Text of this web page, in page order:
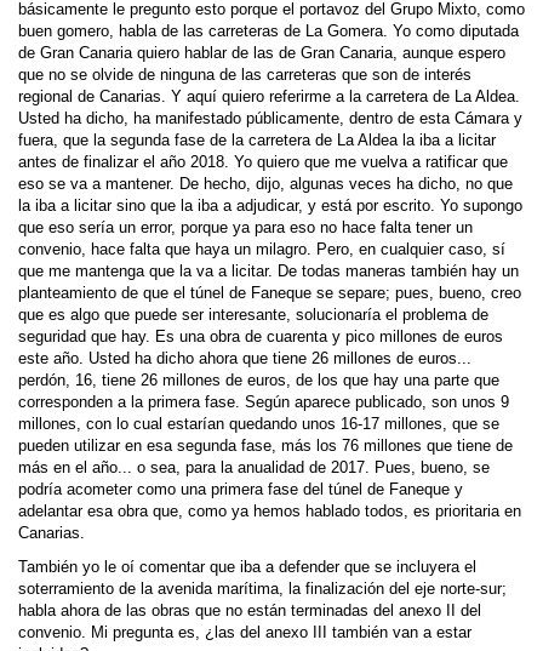
básicamente le pregunto esto porque el portavoz del Grupo Mixto, como
buen gomero, habla de las carreteras de La Gomera. Yo como diputada
de Gran Canaria quiero hablar de las de Gran Canaria, aunque espero
que no se olvide de ninguna de las carreteras que son de interés
regional de Canarias. Y aquí quiero referirme a la carretera de La Aldea.
Usted ha dicho, ha manifestado públicamente, dentro de esta Cámara y
fuera, que la segunda fase de la carretera de La Aldea la iba a licitar
antes de finalizar el año 2018. Yo quiero que me vuelva a ratificar que
eso se va a mantener. De hecho, dijo, algunas veces ha dicho, no que
la iba a licitar sino que la iba a adjudicar, y está por escrito. Yo supongo
que eso sería un error, porque ya para eso no hace falta tener un
convenio, hace falta que haya un milagro. Pero, en cualquier caso, sí
que me mantenga que la va a licitar. De todas maneras también hay un
planteamiento de que el túnel de Faneque se separe; pues, bueno, creo
que es algo que puede ser interesante, solucionaría el problema de
seguridad que hay. Es una obra de cuarenta y pico millones de euros
este año. Usted ha dicho ahora que tiene 26 millones de euros...
perdón, 16, tiene 26 millones de euros, de los que hay una parte que
corresponden a la primera fase. Según aparece publicado, son unos 9
millones, con lo cual estarían quedando unos 16-17 millones, que se
pueden utilizar en esa segunda fase, más los 76 millones que tiene de
más en el año... o sea, para la anualidad de 2017. Pues, bueno, se
podría acometer como una primera fase del túnel de Faneque y
adelantar esa obra que, como ya hemos hablado todos, es prioritaria en
Canarias.
También yo le oí comentar que iba a defender que se incluyera el
soterramiento de la avenida marítima, la finalización del eje norte-sur;
habla ahora de las obras que no están terminadas del anexo II del
convenio. Mi pregunta es, ¿las del anexo III también van a estar